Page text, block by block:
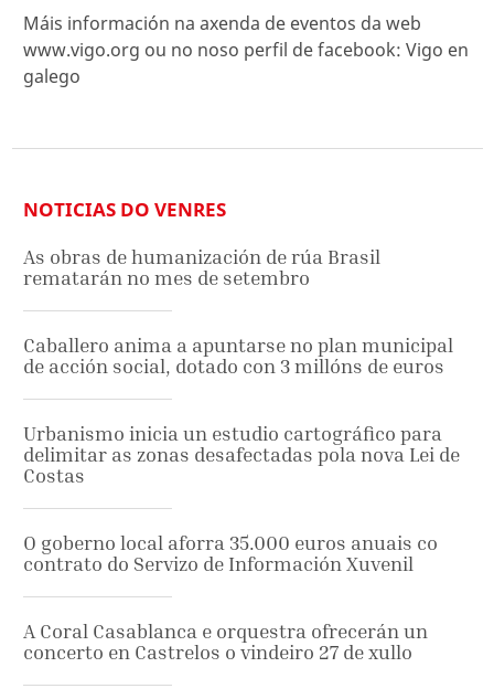
Máis información na axenda de eventos da web
www.vigo.org ou no noso perfil de facebook: Vigo en
galego
NOTICIAS DO VENRES
As obras de humanización de rúa Brasil
rematarán no mes de setembro
Caballero anima a apuntarse no plan municipal
de acción social, dotado con 3 millóns de euros
Urbanismo inicia un estudio cartográfico para
delimitar as zonas desafectadas pola nova Lei de
Costas
O goberno local aforra 35.000 euros anuais co
contrato do Servizo de Información Xuvenil
A Coral Casablanca e orquestra ofrecerán un
concerto en Castrelos o vindeiro 27 de xullo